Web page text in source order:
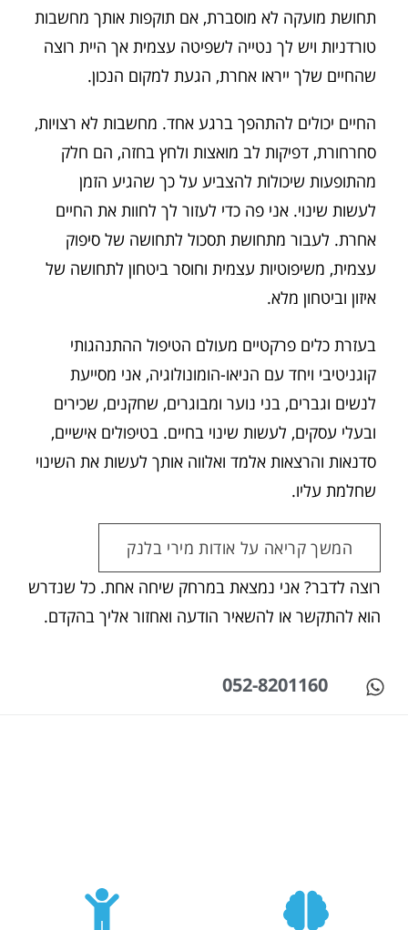
תחושת מועקה לא מוסברת, אם תוקפות אותך מחשבות
טורדניות ויש לך נטייה לשפיטה עצמית אך היית רוצה
שהחיים שלך ייראו אחרת, הגעת למקום הנכון.
החיים יכולים להתהפך ברגע אחד. מחשבות לא רצויות,
סחרחורת, דפיקות לב מואצות ולחץ בחזה, הם חלק
מהתופעות שיכולות להצביע על כך שהגיע הזמן
לעשות שינוי. אני פה כדי לעזור לך לחוות את החיים
אחרת. לעבור מתחושת תסכול לתחושה של סיפוק
עצמית, משיפוטיות עצמית וחוסר ביטחון לתחושה של
איזון וביטחון מלא.
בעזרת כלים פרקטיים מעולם הטיפול ההתנהגותי
קוגניטיבי ויחד עם הניאו-הומונולוגיה, אני מסייעת
לנשים וגברים, בני נוער ומבוגרים, שחקנים, שכירים
ובעלי עסקים, לעשות שינוי בחיים. בטיפולים אישיים,
סדנאות והרצאות אלמד ואלווה אותך לעשות את השינוי
שחלמת עליו.
המשך קריאה על אודות מירי בלנק
רוצה לדבר? אני נמצאת במרחק שיחה אחת. כל שנדרש
הוא להתקשר או להשאיר הודעה ואחזור אליך בהקדם.
052-8201160